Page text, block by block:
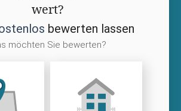
wert?
bewerten lassen
möchten Sie bewerten?